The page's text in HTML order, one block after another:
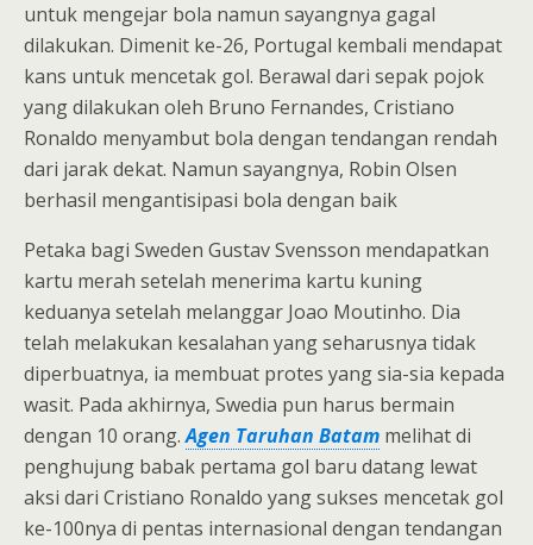
untuk mengejar bola namun sayangnya gagal
dilakukan. Dimenit ke-26, Portugal kembali mendapat
kans untuk mencetak gol. Berawal dari sepak pojok
yang dilakukan oleh Bruno Fernandes, Cristiano
Ronaldo menyambut bola dengan tendangan rendah
dari jarak dekat. Namun sayangnya, Robin Olsen
berhasil mengantisipasi bola dengan baik
Petaka bagi Sweden Gustav Svensson mendapatkan
kartu merah setelah menerima kartu kuning
keduanya setelah melanggar Joao Moutinho. Dia
telah melakukan kesalahan yang seharusnya tidak
diperbuatnya, ia membuat protes yang sia-sia kepada
wasit. Pada akhirnya, Swedia pun harus bermain
dengan 10 orang.Agen Taruhan Batam melihat di
penghujung babak pertama gol baru datang lewat
aksi dari Cristiano Ronaldo yang sukses mencetak gol
ke-100nya di pentas internasional dengan tendangan